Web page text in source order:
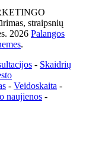
straipsnių
2026 Palangos
.
- Skaidrių
- Veidoskaita -
naujienos -